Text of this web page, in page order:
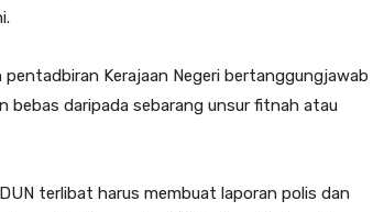
Kerajaan Negeri bertanggungjawab
bebas daripada sebarang unsur fitnah atau
terlibat harus membuat laporan polis dan